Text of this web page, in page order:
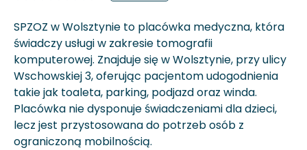
SPZOZ w Wolsztynie to placówka medyczna, która
świadczy usługi w zakresie tomografii
komputerowej. Znajduje się w Wolsztynie, przy ulicy
Wschowskiej 3, oferując pacjentom udogodnienia
takie jak toaleta, parking, podjazd oraz winda.
Placówka nie dysponuje świadczeniami dla dzieci,
lecz jest przystosowana do potrzeb osób z
ograniczoną mobilnością.